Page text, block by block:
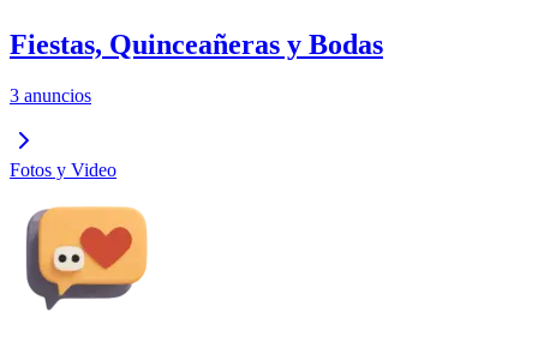
Fiestas, Quinceañeras y Bodas
3 anuncios
Fotos y Video